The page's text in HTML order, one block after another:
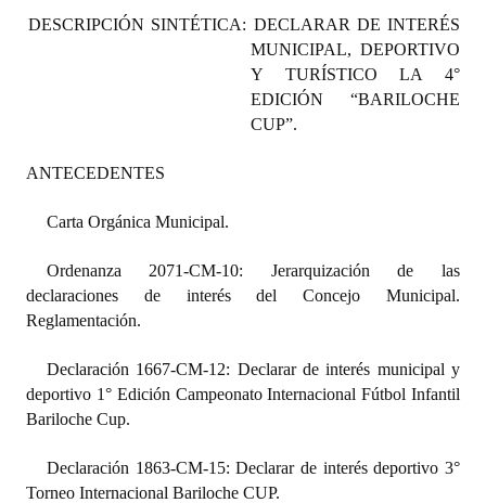
Programas
Constitución Provincial
Digesto
DOCUMENTOS
Proyectos Presentados
DESCRIPCIÓN SINTÉTICA: DECLARAR DE INTERÉS
MUNICIPAL, DEPORTIVO
Y TURÍSTICO LA 4°
EDICIÓN “BARILOCHE
CUP”.
ANTECEDENTES
Carta Orgánica Municipal.
Ordenanza 2071-CM-10: Jerarquización de las
declaraciones de interés del Concejo Municipal.
Reglamentación.
Declaración 1667-CM-12: Declarar de interés municipal y
deportivo 1° Edición Campeonato Internacional Fútbol Infantil
Bariloche Cup.
Declaración 1863-CM-15: Declarar de interés deportivo 3°
Torneo Internacional Bariloche CUP.